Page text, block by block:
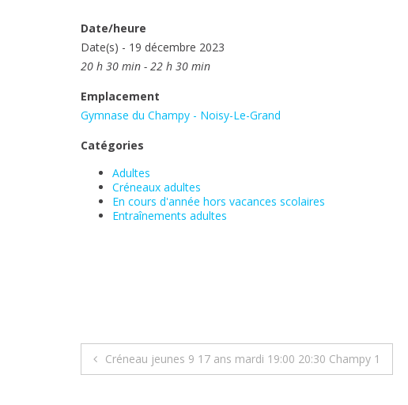
Date/heure
Date(s) - 19 décembre 2023
20 h 30 min - 22 h 30 min
Emplacement
Gymnase du Champy - Noisy-Le-Grand
Catégories
Adultes
Créneaux adultes
En cours d'année hors vacances scolaires
Entraînements adultes
Navigation
Créneau jeunes 9 17 ans mardi 19:00 20:30 Champy 1